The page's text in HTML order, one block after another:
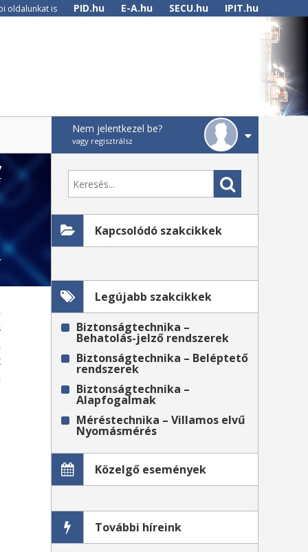
oldalunkat is PID.hu E-A.hu SECU.hu IPIT.hu
Nem jelentkezel be?
vagy regisztrálsz
Kapcsolódó szakcikkek
Legújabb szakcikkek
Biztonságtechnika –
Behatolás-jelző rendszerek
Biztonságtechnika – Beléptető
rendszerek
Biztonságtechnika –
Alapfogalmak
Méréstechnika – Villamos elvű
Nyomásmérés
Közelgő események
További híreink